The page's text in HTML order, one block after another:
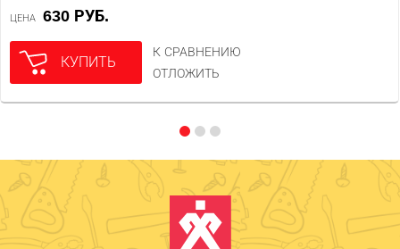
ЦЕНА 630 РУБ.
КУПИТЬ
К СРАВНЕНИЮ
ОТЛОЖИТЬ